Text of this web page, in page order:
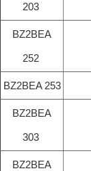
203
BZ2BEA
252
BZ2BEA 253
BZ2BEA
303
BZ2BEA